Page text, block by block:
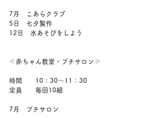
7月　こあらクラブ
5日　七夕製作
12日　水あそびをしよう
＜赤ちゃん教室・プチサロン＞
時間　　10：30～11：30
定員　　毎回10組
7月　プチサロン